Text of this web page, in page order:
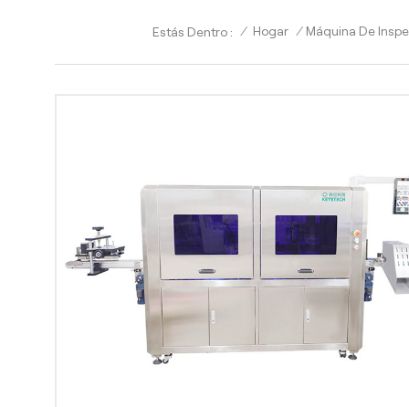
Estás Dentro : / Hogar / Máquina De